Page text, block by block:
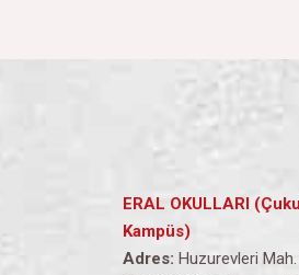
ERAL OKULLARI
Kampüs)
Adres: Huzurevleri